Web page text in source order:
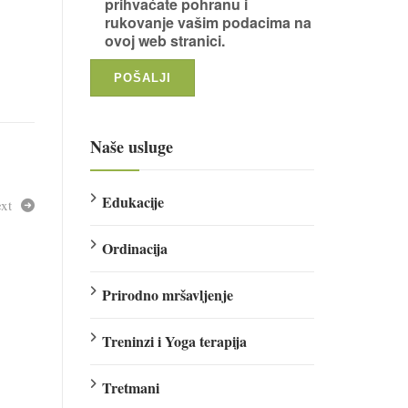
rukovanje vašim podacima na
ovoj web stranici.
Naše usluge
Edukacije
Ordinacija
Prirodno mršavljenje
Treninzi i Yoga terapija
Tretmani